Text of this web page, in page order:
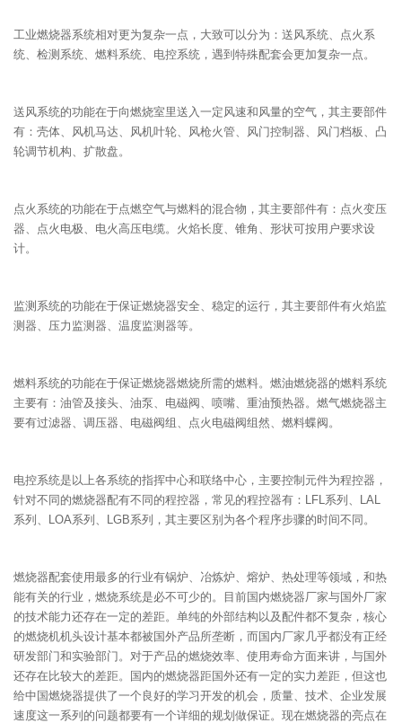
工业燃烧器系统相对更为复杂一点，大致可以分为：送风系统、点火系
统、检测系统、燃料系统、电控系统，遇到特殊配套会更加复杂一点。
送风系统的功能在于向燃烧室里送入一定风速和风量的空气，其主要部件
有：壳体、风机马达、风机叶轮、风枪火管、风门控制器、风门档板、凸
轮调节机构、扩散盘。
点火系统的功能在于点燃空气与燃料的混合物，其主要部件有：点火变压
器、点火电极、电火高压电缆。火焰长度、锥角、形状可按用户要求设
计。
监测系统的功能在于保证燃烧器安全、稳定的运行，其主要部件有火焰监
测器、压力监测器、温度监测器等。
燃料系统的功能在于保证燃烧器燃烧所需的燃料。燃油燃烧器的燃料系统
主要有：油管及接头、油泵、电磁阀、喷嘴、重油预热器。燃气燃烧器主
要有过滤器、调压器、电磁阀组、点火电磁阀组然、燃料蝶阀。
电控系统是以上各系统的指挥中心和联络中心，主要控制元件为程控器，
针对不同的燃烧器配有不同的程控器，常见的程控器有：LFL系列、LAL
系列、LOA系列、LGB系列，其主要区别为各个程序步骤的时间不同。
燃烧器配套使用最多的行业有锅炉、冶炼炉、熔炉、热处理等领域，和热
能有关的行业，燃烧系统是必不可少的。目前国内燃烧器厂家与国外厂家
的技术能力还存在一定的差距。单纯的外部结构以及配件都不复杂，核心
的燃烧机机头设计基本都被国外产品所垄断，而国内厂家几乎都没有正经
研发部门和实验部门。对于产品的燃烧效率、使用寿命方面来讲，与国外
还存在比较大的差距。国内的燃烧器距国外还有一定的实力差距，但这也
给中国燃烧器提供了一个良好的学习开发的机会，质量、技术、企业发展
速度这一系列的问题都要有一个详细的规划做保证。现在燃烧器的亮点在